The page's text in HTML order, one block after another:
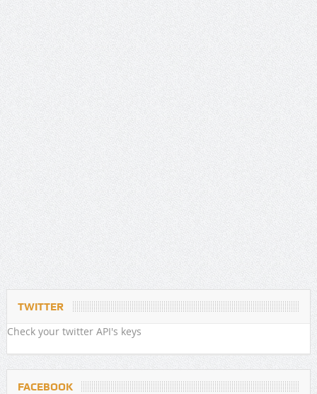
TWITTER
Check your twitter API's keys
FACEBOOK